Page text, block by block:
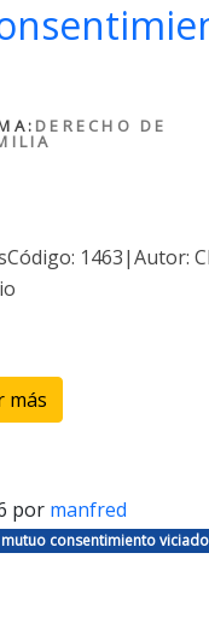
DERECHO DE
1463|Autor:
más
por manfred
consentimiento viciado